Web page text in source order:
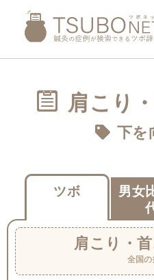
肩こり
下を
ツボ
男女
肩こり・
全国